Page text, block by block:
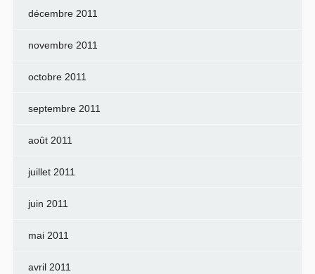
décembre 2011
novembre 2011
octobre 2011
septembre 2011
août 2011
juillet 2011
juin 2011
mai 2011
avril 2011